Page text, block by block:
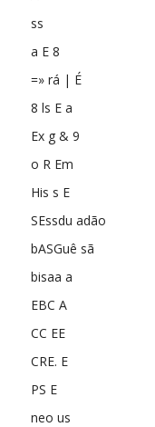
ss
a E 8
=» rá | É
8 ls E a
Ex g & 9
o R Em
His s E
SEssdu adão
bASGuê sã
bisaa a
EBC A
CC EE
CRE. E
PS E
neo us